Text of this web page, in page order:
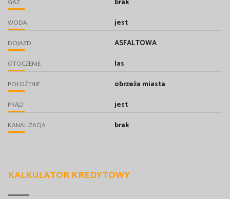
GAZ brak
WODA jest
DOJAZD ASFALTOWA
OTOCZENIE las
POŁOŻENIE obrzeża miasta
PRĄD jest
KANALIZACJA brak
KALKULATOR KREDYTOWY